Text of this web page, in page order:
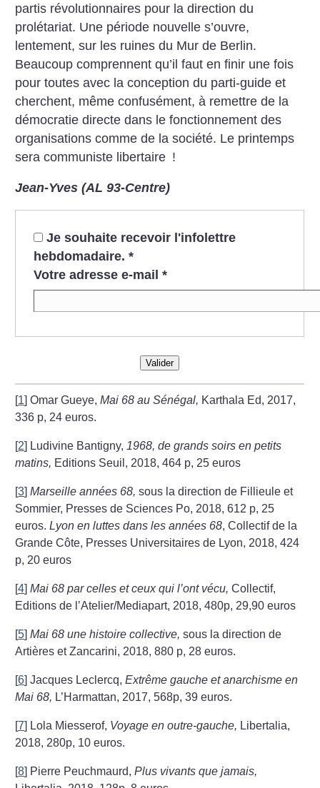
partis révolutionnaires pour la direction du
prolétariat. Une période nouvelle s’ouvre,
lentement, sur les ruines du Mur de Berlin.
Beaucoup comprennent qu’il faut en finir une fois
pour toutes avec la conception du parti-guide et
cherchent, même confusément, à remettre de la
démocratie directe dans le fonctionnement des
organisations comme de la société. Le printemps
sera communiste libertaire !
Jean-Yves (AL 93-Centre)
Je souhaite recevoir l'infolettre
hebdomadaire. *
Votre adresse e-mail *
Valider
[1]Omar Gueye,Mai 68 au Sénégal, Karthala Ed, 2017,
336 p, 24 euros.
[2] Ludivine Bantigny, 1968, de grands soirs en petits
matins, Editions Seuil, 2018, 464 p, 25 euros
[3]Marseille années 68, sous la direction de Fillieule et
Sommier, Presses de Sciences Po, 2018, 612 p, 25
euros.Lyon en luttes dans les années 68, Collectif de la
Grande Côte, Presses Universitaires de Lyon, 2018, 424
p, 20 euros
[4]Mai 68 par celles et ceux qui l’ont vécu, Collectif,
Editions de l’Atelier/Mediapart, 2018, 480p, 29,90 euros
[5]Mai 68 une histoire collective, sous la direction de
Artières et Zancarini, 2018, 880 p, 28 euros.
[6]Jacques Leclercq,Extrême gauche et anarchisme en
Mai 68, L’Harmattan, 2017, 568p, 39 euros.
[7] Lola Miesserof, Voyage en outre-gauche, Libertalia,
2018, 280p, 10 euros.
[8] Pierre Peuchmaurd,Plus vivants que jamais,